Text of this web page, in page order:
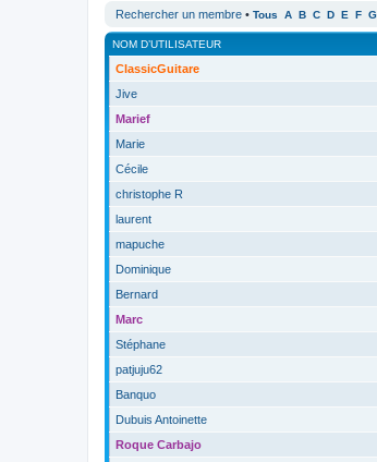
Rechercher un membre • Tous A B C D E F G
NOM D’UTILISATEUR
ClassicGuitare
Jive
Marief
Marie
Cécile
christophe R
laurent
mapuche
Dominique
Bernard
Marc
Stéphane
patjuju62
Banquo
Dubuis Antoinette
Roque Carbajo